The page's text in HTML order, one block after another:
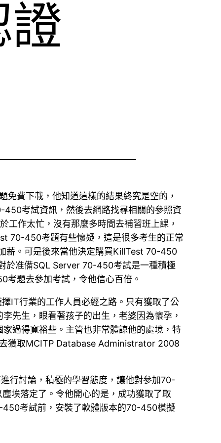
證
費下載，他知道這樣的結果終究是空的，
考試資訊，然後去網路找尋相關的參照資
作太忙，沒有那麼多時間去補習班上課，
70-450考題有些懷疑，這是很多考生的正常
薪。可是後來當他決定購買KillTest 70-450
於准備SQL Server 70-450考試是一種積極
題去參加考試，令他信心百倍。
IT行業的工作人員必經之路。只有獲取了公
先生，眼看著孩子的出生，老婆因為懷孕，
過得寬裕些。主管也非常體諒他的處境，特
獲取MCITP Database Administrator 2008
行討論，積極的學習態度，讓他對參加70-
埃落定了。令他開心的是，成功獲取了取
考試前，安裝了軟體版本的70-450模擬